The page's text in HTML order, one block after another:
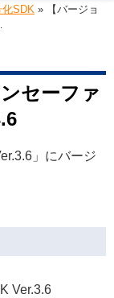
SDK »
【バージョ
セーファ
」にバージ
Ver.3.6